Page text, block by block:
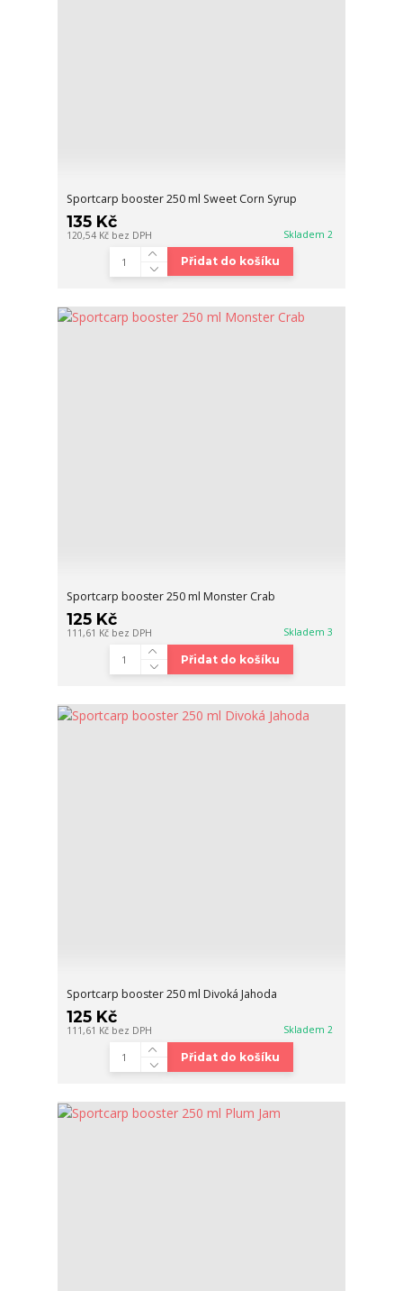
Sportcarp booster 250 ml Sweet Corn Syrup
135 Kč
120,54 Kč bez DPH Skladem 2
Přidat do košíku
Sportcarp booster 250 ml Monster Crab
125 Kč
111,61 Kč bez DPH Skladem 3
Přidat do košíku
Sportcarp booster 250 ml Divoká Jahoda
125 Kč
111,61 Kč bez DPH Skladem 2
Přidat do košíku